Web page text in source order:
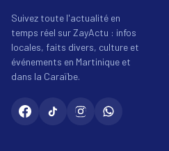
Suivez toute l'actualité en
temps réel sur ZayActu : infos
locales, faits divers, culture et
événements en Martinique et
dans la Caraïbe.